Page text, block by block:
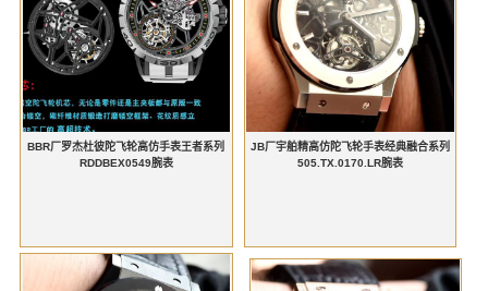
BBR厂罗杰杜彼陀飞轮高仿手表王者系列
RDDBEX0549腕表
JB厂宇舶精高仿陀飞轮手表经典融合系列
505.TX.0170.LR腕表